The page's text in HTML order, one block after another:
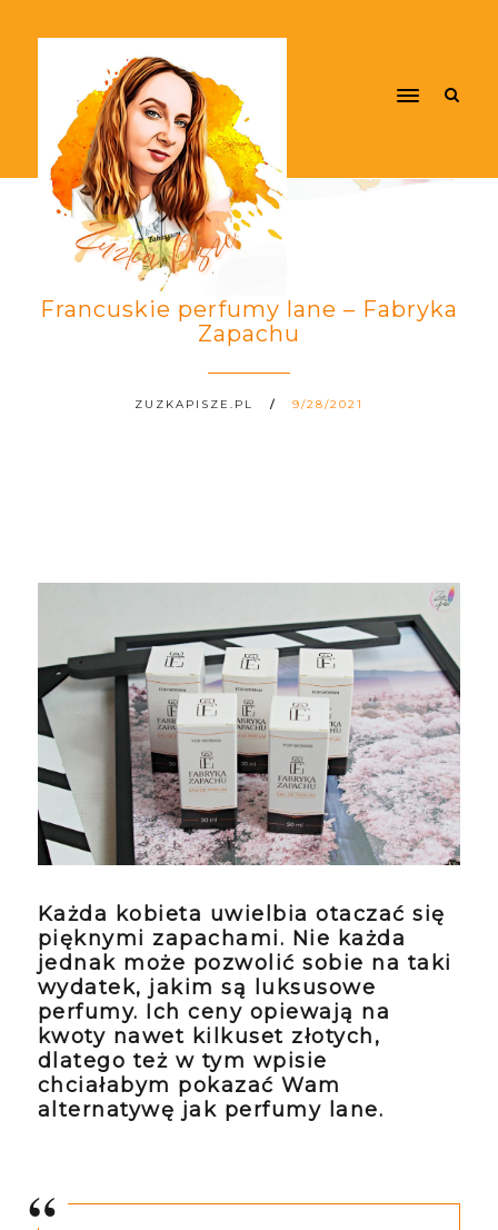
Francuskie perfumy lane – Fabryka
Zapachu
ZUZKAPISZE.PL 9/28/2021
Każda kobieta uwielbia otaczać się
pięknymi zapachami. Nie każda
jednak może pozwolić sobie na taki
wydatek, jakim są luksusowe
perfumy. Ich ceny opiewają na
kwoty nawet kilkuset złotych,
dlatego też w tym wpisie
chciałabym pokazać Wam
alternatywę jak perfumy lane.